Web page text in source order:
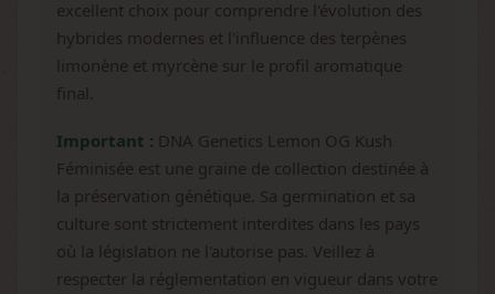
excellent choix pour comprendre l'évolution des
hybrides modernes et l'influence des terpènes
limonène et myrcène sur le profil aromatique
final.
Important : DNA Genetics Lemon OG Kush
Féminisée est une graine de collection destinée à
la préservation génétique. Sa germination et sa
culture sont strictement interdites dans les pays
où la législation ne l'autorise pas. Veillez à
respecter la réglementation en vigueur dans votre